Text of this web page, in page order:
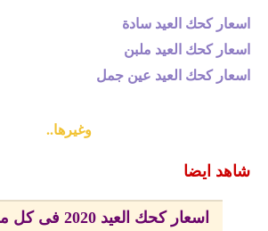
اسعار كحك العيد سادة
اسعار كحك العيد ملبن
اسعار كحك العيد عين جمل
وغيرها..
شاهد ايضا
اسعار كحك العيد 2020 فى كل محلات مصر